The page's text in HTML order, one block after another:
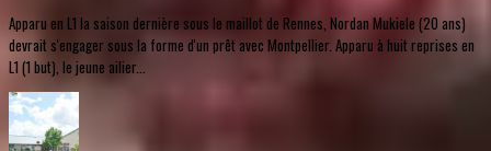
Apparu en L1 la saison dernière sous le maillot de Rennes, Nordan Mukiele (20 ans)
devrait s'engager sous la forme d'un prêt avec Montpellier. Apparu à huit reprises en
L1 (1 but), le jeune ailier...